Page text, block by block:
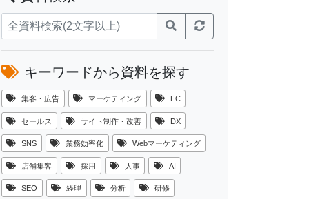
キーワードから資料を探す
集客・広告 マーケティング EC
セールス サイト制作・改善 DX
SNS 業務効率化 Webマーケティング
店舗集客 採用 人事 AI
SEO 経理 分析 研修